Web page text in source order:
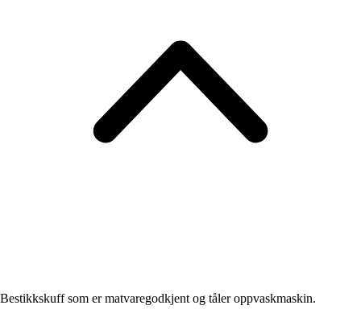
Bestikkskuff som er matvaregodkjent og tåler oppvaskmaskin.